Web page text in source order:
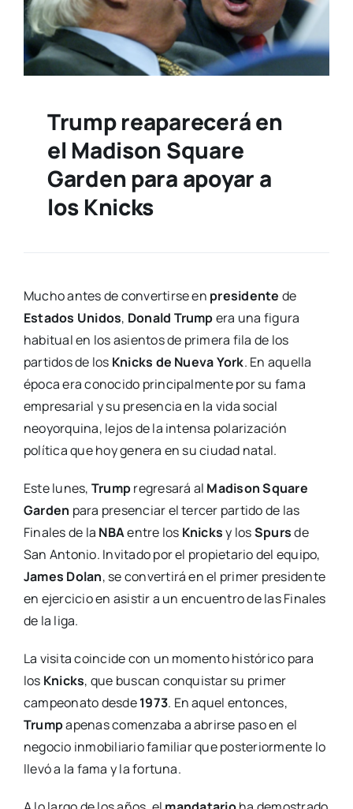
Trump reaparecerá en
el Madison Square
Garden para apoyar a
los Knicks
Mucho antes de convertirse en presidente de
Estados Unidos, Donald Trumpera una figura
habitual en los asientos de primera fila de los
partidos de los Knicks de Nueva York. En aquella
época era conocido principalmente por su fama
empresarial y su presencia en la vida social
neoyorquina, lejos de la intensa polarización
política que hoy genera en su ciudad natal.
Este lunes, Trumpregresará al Madison Square
Garden para presenciar el tercer partido de las
Finales de la NBAentre los Knicksy losSpursde
San Antonio. Invitado por el propietario del equipo,
James Dolan, se convertirá en el primer presidente
en ejercicio en asistir a un encuentro de las Finales
de la liga.
La visita coincide con un momento histórico para
los Knicks, que buscan conquistar su primer
campeonato desde1973. En aquel entonces,
Trumpapenas comenzaba a abrirse paso en el
negocio inmobiliario familiar que posteriormente lo
llevó a la fama y la fortuna.